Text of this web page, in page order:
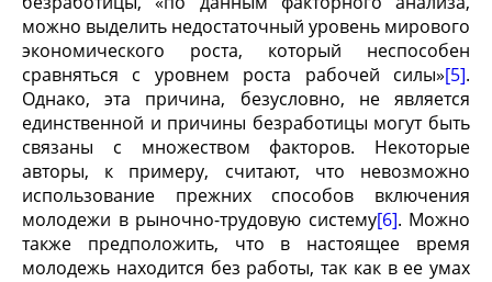
можно выделить недостаточный уровень мирового
экономического роста, который неспособен
сравняться с уровнем роста рабочей силы»[5].
Однако, эта причина, безусловно, не является
единственной и причины безработицы могут быть
связаны с множеством факторов. Некоторые
авторы, к примеру, считают, что невозможно
использование прежних способов включения
молодежи в рыночно-трудовую систему[6]. Можно
также предположить, что в настоящее время
молодежь находится без работы, так как в ее умах